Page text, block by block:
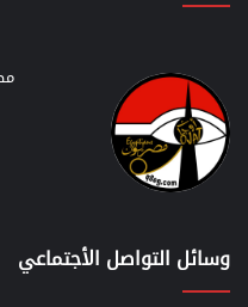
وسائل التواصل الأجتماعي